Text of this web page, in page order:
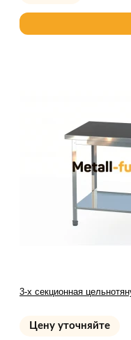
3-х секционная
Цену уточняйте